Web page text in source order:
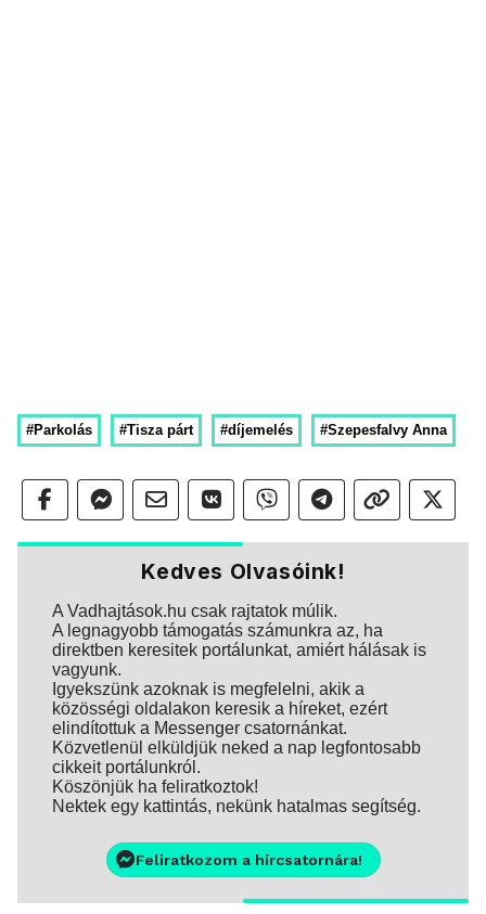
#Parkolás #Tisza párt #díjemelés #Szepesfalvy Anna
Kedves Olvasóink!
A Vadhajtások.hu csak rajtatok múlik.
A legnagyobb támogatás számunkra az, ha
direktben keresitek portálunkat, amiért hálásak is
vagyunk.
Igyekszünk azoknak is megfelelni, akik a
közösségi oldalakon keresik a híreket, ezért
elindítottuk a Messenger csatornánkat.
Közvetlenül elküldjük neked a nap legfontosabb
cikkeit portálunkról.
Köszönjük ha feliratkoztok!
Nektek egy kattintás, nekünk hatalmas segítség.
Feliratkozom a hírcsatornára!